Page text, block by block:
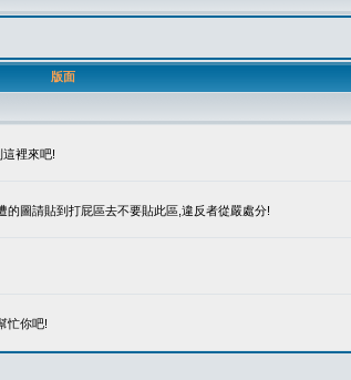
版面
裡來吧!
圖請貼到打屁區去不要貼此區,違反者從嚴處分!
忙你吧!